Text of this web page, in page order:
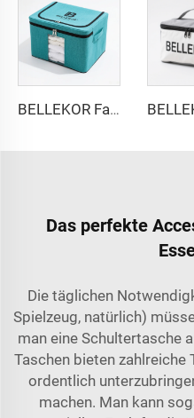
BELLEKOR Faltbare Kleideraufbewahrungs Tasche (Heim-Organisations-Stil)
Das perfekte
Die täglichen
Spielzeug, natürlich)
man eine Schultertasche
Taschen bieten zahlreiche
ordentlich
machen. Man kann